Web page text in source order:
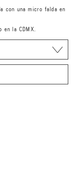
con una micro falda en
en la CDMX.